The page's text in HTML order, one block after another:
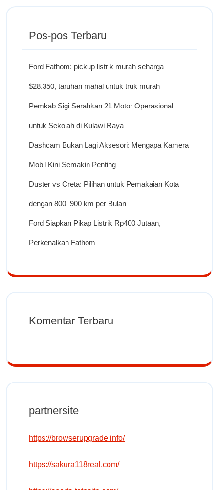
Pos-pos Terbaru
Ford Fathom: pickup listrik murah seharga
$28.350, taruhan mahal untuk truk murah
Pemkab Sigi Serahkan 21 Motor Operasional
untuk Sekolah di Kulawi Raya
Dashcam Bukan Lagi Aksesori: Mengapa Kamera
Mobil Kini Semakin Penting
Duster vs Creta: Pilihan untuk Pemakaian Kota
dengan 800–900 km per Bulan
Ford Siapkan Pikap Listrik Rp400 Jutaan,
Perkenalkan Fathom
Komentar Terbaru
partnersite
https://browserupgrade.info/
https://sakura118real.com/